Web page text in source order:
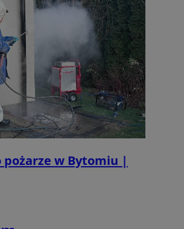
pożarze w Bytomiu |